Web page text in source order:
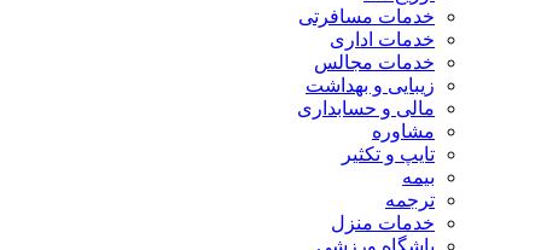
خدمات مسافرتی
خدمات اداری
خدمات مجالس
زیبایی و بهداشت
مالی و حسابداری
مشاوره
تایپ و تکثیر
بیمه
ترجمه
خدمات منزل